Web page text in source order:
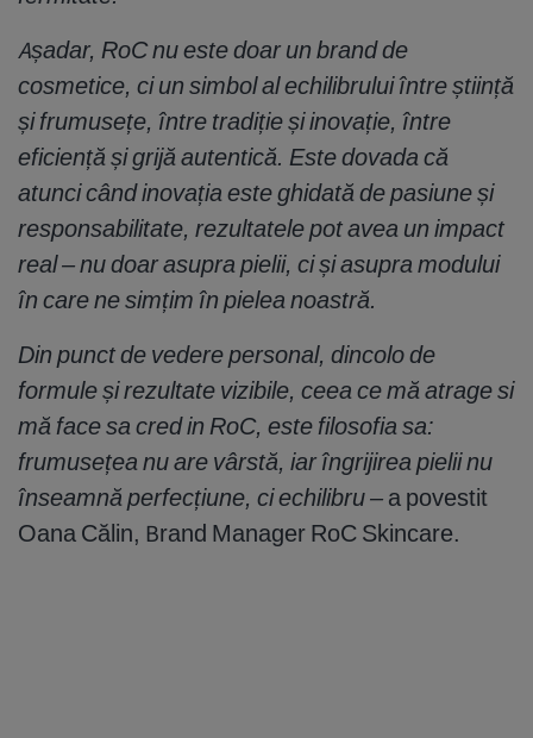
Așadar, RoC nu este doar un brand de
cosmetice, ci un simbol al echilibrului între știință
și frumusețe, între tradiție și inovație, între
eficiență și grijă autentică. Este dovada că
atunci când inovația este ghidată de pasiune și
responsabilitate, rezultatele pot avea un impact
real – nu doar asupra pielii, ci și asupra modului
în care ne simțim în pielea noastră.
Din punct de vedere personal, dincolo de
formule și rezultate vizibile, ceea ce mă atrage si
mă face sa cred in RoC, este filosofia sa:
frumusețea nu are vârstă, iar îngrijirea pielii nu
înseamnă perfecțiune, ci echilibru – a povestit
Oana Călin, Brand Manager RoC Skincare.